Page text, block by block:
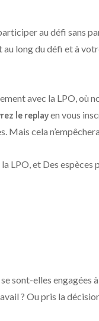
au défi sans
long du défi et à
avec la LPO, où
le replayen vous
Mais cela
et Des
sont-elles
? Ou pris la